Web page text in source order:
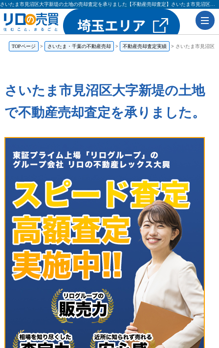
TOPページ さいたま・千葉の不動産売却 不動産売却査定実績 さいたま市見沼区
さいたま市見沼区大字新堤の土地
で不動産売却査定を承りました。